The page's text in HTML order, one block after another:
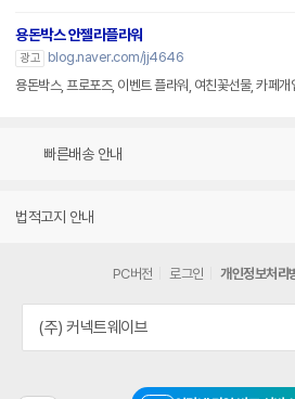
용돈박스 안젤라플라워
광고
blog.naver.com/jj4646
용돈박스, 프로포즈, 이벤트 플라워, 여친꽃선물, 카페
빠른배송 안내
법적고지 안내
PC버전 로그인 개인정보처리
(주) 커넥트웨이브